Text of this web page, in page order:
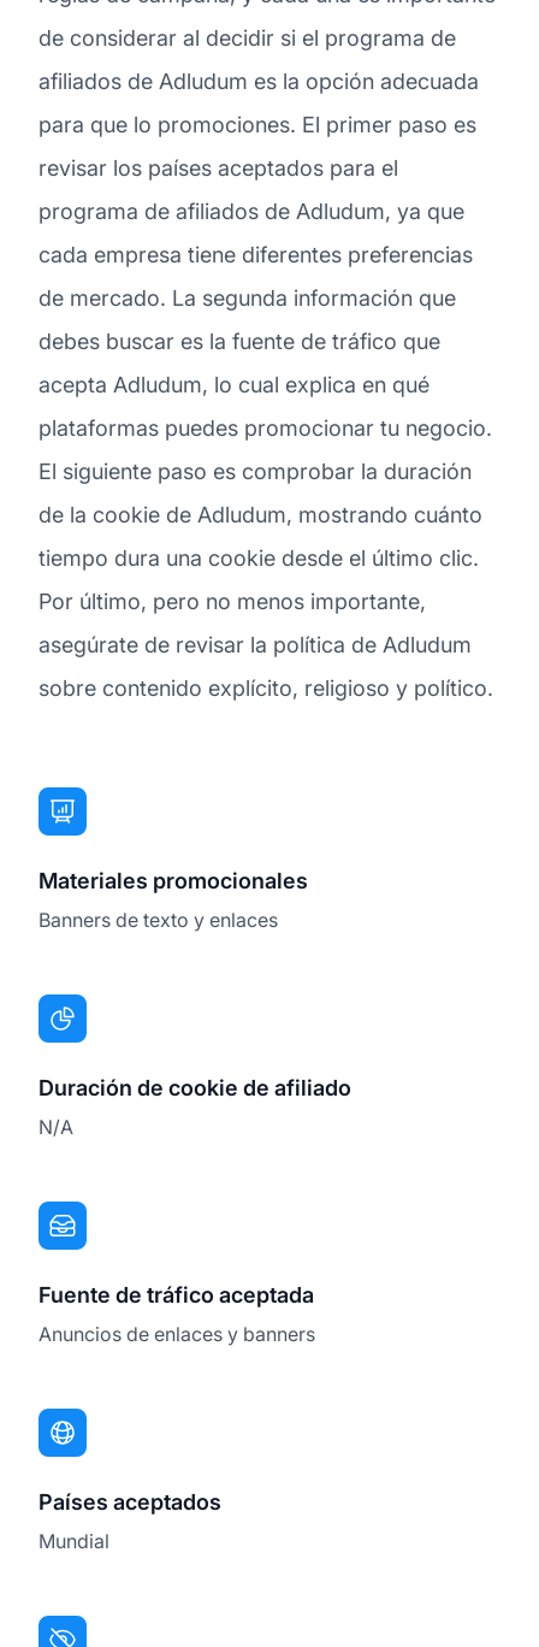
de considerar al decidir si el programa de
afiliados de Adludum es la opción adecuada
para que lo promociones. El primer paso es
revisar los países aceptados para el
programa de afiliados de Adludum, ya que
cada empresa tiene diferentes preferencias
de mercado. La segunda información que
debes buscar es la fuente de tráfico que
acepta Adludum, lo cual explica en qué
plataformas puedes promocionar tu negocio.
El siguiente paso es comprobar la duración
de la cookie de Adludum, mostrando cuánto
tiempo dura una cookie desde el último clic.
Por último, pero no menos importante,
asegúrate de revisar la política de Adludum
sobre contenido explícito, religioso y político.
Materiales promocionales
Banners de texto y enlaces
Duración de cookie de afiliado
N/A
Fuente de tráfico aceptada
Anuncios de enlaces y banners
Países aceptados
Mundial